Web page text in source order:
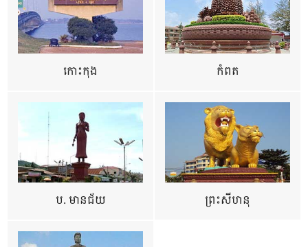
កោះកុង កំពត
ប. មានជ័យ ព្រះសីហនុ